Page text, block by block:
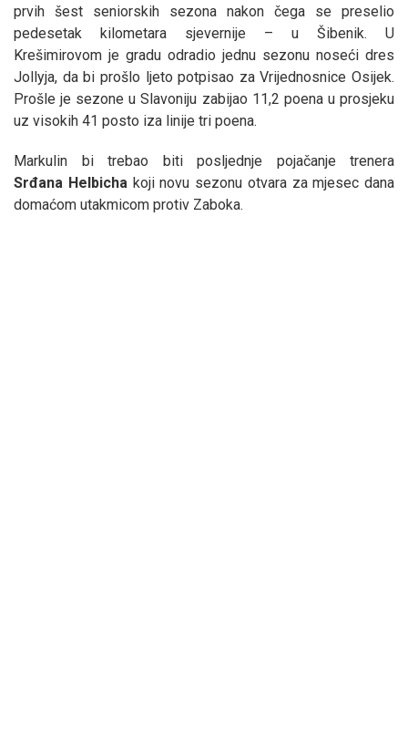
prvih šest seniorskih sezona nakon čega se preselio
pedesetak kilometara sjevernije – u Šibenik. U
Krešimirovom je gradu odradio jednu sezonu noseći dres
Jollyja, da bi prošlo ljeto potpisao za Vrijednosnice Osijek.
Prošle je sezone u Slavoniju zabijao 11,2 poena u prosjeku
uz visokih 41 posto iza linije tri poena.
Markulin bi trebao biti posljednje pojačanje trenera
Srđana Helbichakoji novu sezonu otvara za mjesec dana
domaćom utakmicom protiv Zaboka.